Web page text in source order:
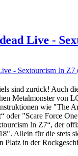
Live -
sind zurück! Auch
Metalmonster von
wie "The
oder "Scare Force
In Z7“, der
Allein für die stets
Platz in der